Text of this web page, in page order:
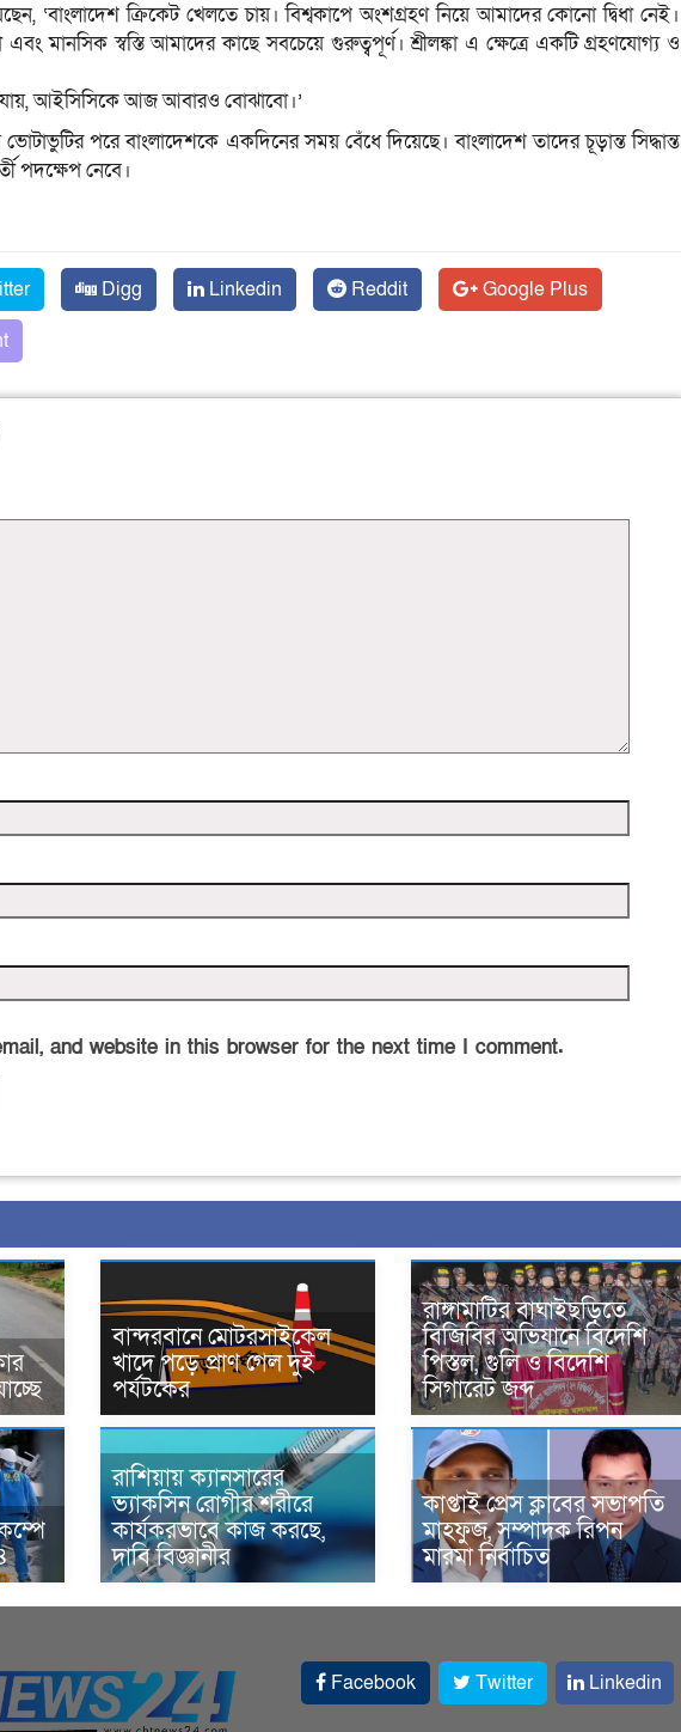
‘বাংলাদেশ ক্রিকেট খেলতে চায়। বিশ্বকাপে অংশগ্রহণ নিয়ে আমাদের কোনো দ্বিধা নেই।
এবং মানসিক স্বস্তি আমাদের কাছে সবচেয়ে গুরুত্বপূর্ণ। শ্রীলঙ্কা এ ক্ষেত্রে একটি গ্রহণযোগ্য ও
আইসিসিকে আজ আবারও বোঝাবো।’
পরে বাংলাদেশকে একদিনের সময় বেঁধে দিয়েছে। বাংলাদেশ তাদের চূড়ান্ত সিদ্ধান্ত
পদক্ষেপ নেবে।
Digg Linkedin Reddit
Google Plus
and website in this browser for the next time I comment.
বান্দরবানে মোটরসাইকেল
খাদে পড়ে প্রাণ গেল দুই
পর্যটকের
রাঙ্গামাটির বাঘাইছড়িতে
বিজিবির অভিযানে বিদেশি
পিস্তল, গুলি ও বিদেশি
সিগারেট জব্দ
রাশিয়ায় ক্যানসারের
ভ্যাকসিন রোগীর শরীরে
কার্যকরভাবে কাজ করছে,
দাবি বিজ্ঞানীর
কাপ্তাই প্রেস ক্লাবের সভাপতি
মাহফুজ, সম্পাদক রিপন
মারমা নির্বাচিত
Facebook Twitter Linkedin